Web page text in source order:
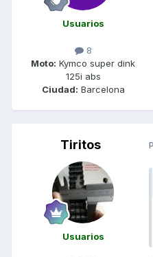
Usuarios
8
Moto: Kymco super dink
125i abs
Ciudad: Barcelona
Tiritos
Usuarios